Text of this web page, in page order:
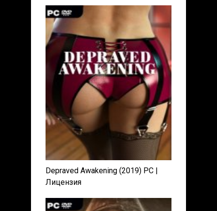
Depraved Awakening (2019) PC |
Лицензия